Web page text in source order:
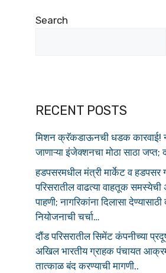
Search
RECENT POSTS
मिशन क्रॅकडाऊनची धडक कारवाई!
जाणाऱ्या इंजेक्शनचा मोठा साठा
हडपसरमधील मंत्री मार्केट व हडपसर
परिसरातील वाढत्या वाहतूक
पाहणी; नागरिकांना दिलासा देण्यासाठी
नियोजनाची चर्चा…
दौंड परिसरातील सिमेंट कंपनीच्या
अखिल भारतीय ग्राहक पंचायत
तात्काळ बंद करण्याची मागणी..